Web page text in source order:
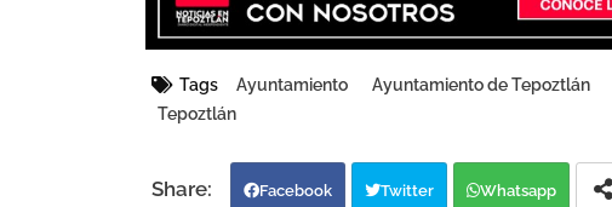
Tags Ayuntamiento Ayuntamiento de Tepoztlán
Tepoztlán
Facebook Twitter Whatsapp